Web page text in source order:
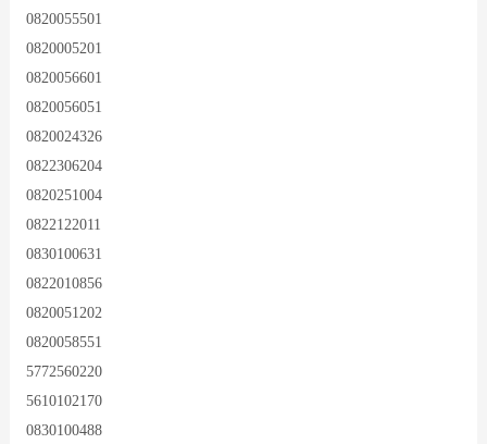
0820055501
0820005201
0820056601
0820056051
0820024326
0822306204
0820251004
0822122011
0830100631
0822010856
0820051202
0820058551
5772560220
5610102170
0830100488